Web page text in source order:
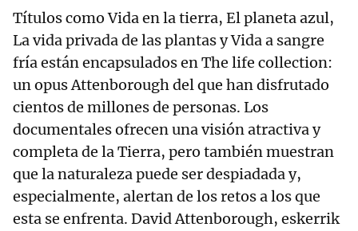
Títulos como Vida en la tierra, El planeta azul,
La vida privada de las plantas y Vida a sangre
fría están encapsulados en The life collection:
un opus Attenborough del que han disfrutado
cientos de millones de personas. Los
documentales ofrecen una visión atractiva y
completa de la Tierra, pero también muestran
que la naturaleza puede ser despiadada y,
especialmente, alertan de los retos a los que
esta se enfrenta. David Attenborough, eskerrik